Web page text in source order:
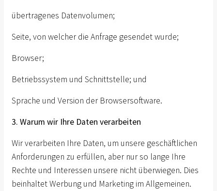
übertragenes Datenvolumen;
Seite, von welcher die Anfrage gesendet wurde;
Browser;
Betriebssystem und Schnittstelle; und
Sprache und Version der Browsersoftware.
3. Warum wir Ihre Daten verarbeiten
Wir verarbeiten Ihre Daten, um unsere geschäftlichen
Anforderungen zu erfüllen, aber nur so lange Ihre
Rechte und Interessen unsere nicht überwiegen. Dies
beinhaltet Werbung und Marketing im Allgemeinen.